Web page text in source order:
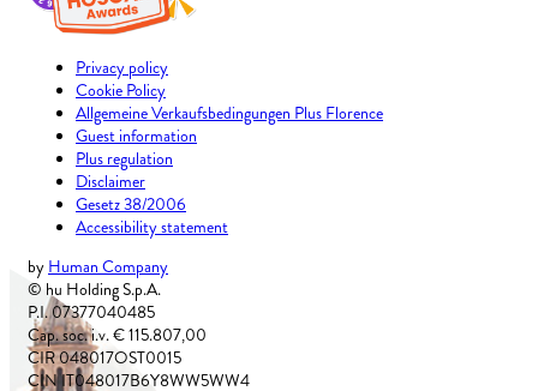
Privacy policy
Cookie Policy
Allgemeine Verkaufsbedingungen Plus Florence
Guest information
Plus regulation
Disclaimer
Gesetz 38/2006
Accessibility statement
by Human Company
© hu Holding S.p.A.
P.I. 07377040485
Cap. soc. i.v. € 115.807,00
CIR 048017OST0015
CIN IT048017B6Y8WW5WW4